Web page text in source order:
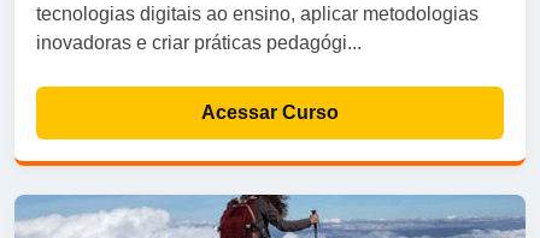
tecnologias digitais ao ensino, aplicar metodologias
inovadoras e criar práticas pedagógi...
Acessar Curso